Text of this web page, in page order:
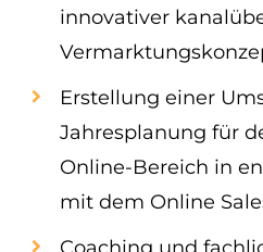
innovativer
Erstellung einer
Jahresplanung für
Online-Bereich in
mit dem Online